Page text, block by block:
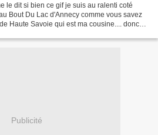
le dit si bien ce gif je suis au ralenti coté
Bout Du Lac d'Annecy comme vous savez
Haute Savoie qui est ma cousine.... donc
Publicité